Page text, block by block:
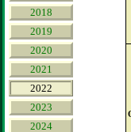
2018
2019
2020
2021
2022
2023
2024